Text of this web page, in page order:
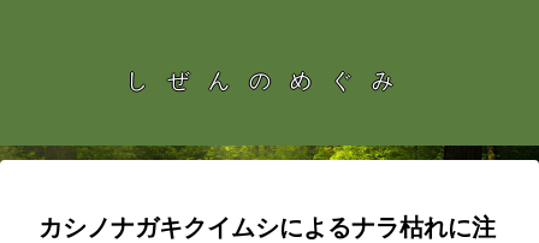
しぜんのめぐみ
カシノナガキクイムシによるナラ枯れに注